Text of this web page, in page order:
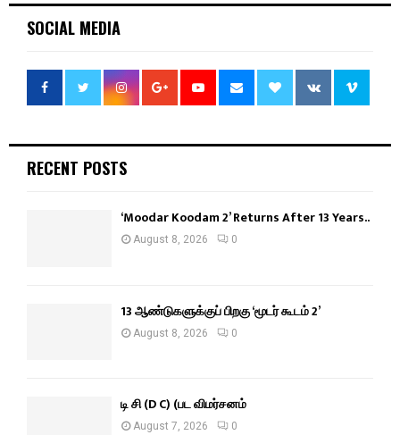
SOCIAL MEDIA
RECENT POSTS
‘Moodar Koodam 2’ Returns After 13 Years..
August 8, 2026 0
13 ஆண்டுகளுக்குப் பிறகு ‘மூடர் கூடம் 2’
August 8, 2026 0
டி சி (D C) (பட விமர்சனம்
August 7, 2026 0